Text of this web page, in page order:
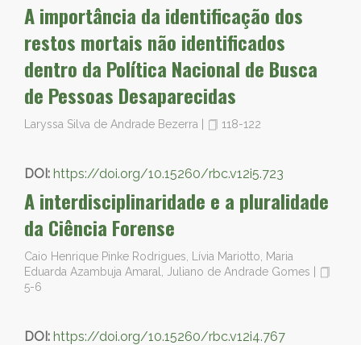
A importância da identificação dos
restos mortais não identificados
dentro da Política Nacional de Busca
de Pessoas Desaparecidas
Laryssa Silva de Andrade Bezerra 118-122
DOI: https://doi.org/10.15260/rbc.v12i5.723
A interdisciplinaridade e a pluralidade
da Ciência Forense
Caio Henrique Pinke Rodrigues, Lívia Mariotto, Maria
Eduarda Azambuja Amaral, Juliano de Andrade Gomes
5-6
DOI: https://doi.org/10.15260/rbc.v12i4.767